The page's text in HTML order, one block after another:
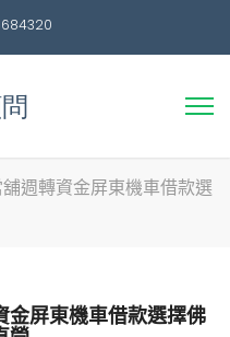
週轉資金屏東機車借款選
金屏東機車借款選擇佛